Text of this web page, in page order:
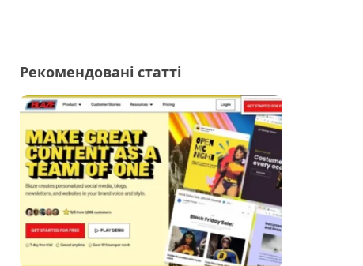
Рекомендовані статті